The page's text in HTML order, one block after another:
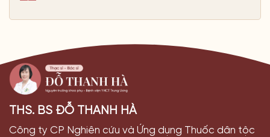
THS. BS ĐỖ THANH HÀ
Công ty CP Nghiên cứu và Ứng dụng Thuốc dân tộc